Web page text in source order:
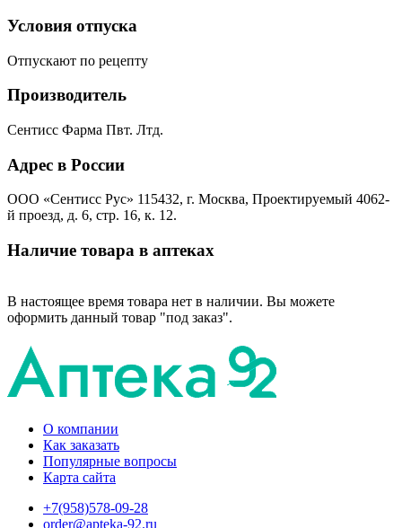
Условия отпуска
Отпускают по рецепту
Производитель
Сентисс Фарма Пвт. Лтд.
Адрес в России
ООО «Сентисс Рус» 115432, г. Москва, Проектируемый 4062-
й проезд, д. 6, стр. 16, к. 12.
Наличие товара в аптеках
В настоящее время товара нет в наличии. Вы можете
оформить данный товар "под заказ".
О компании
Как заказать
Популярные вопросы
Карта сайта
+7(958)578-09-28
order@apteka-92.ru